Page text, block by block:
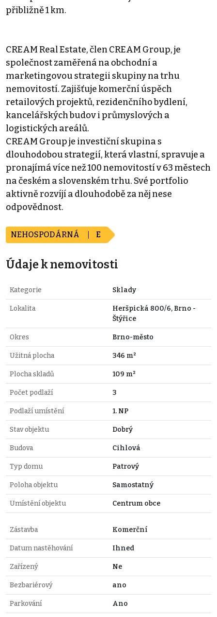
přibližně 1 km.
CREAM Real Estate, člen CREAM Group, je
společnost zaměřená na obchodní a
marketingovou strategii skupiny na trhu
nemovitostí. Zajišťuje komerční úspěch
retailových projektů, rezidenčního bydlení,
kancelářských budov i průmyslových a
logistických areálů.
CREAM Group je investiční skupina s
dlouhodobou strategií, která vlastní, spravuje a
pronajímá více než 100 nemovitostí v 63 městech
na českém a slovenském trhu. Své portfolio
aktivně rozvíjí a dlouhodobě za něj nese
odpovědnost.
NEHOSPODÁRNÁ E
Údaje k nemovitosti
Kategorie Sklady
Lokalita
Heršpická 800/6, Brno -
Štýřice
Okres Brno-město
Užitná plocha 346 m²
Plocha skladů 109 m²
Počet podlaží 3
Podlaží umístění 1. NP
Stav objektu Dobrý
Budova Cihlová
Typ domu Patrový
Poloha objektu Samostatný
Umístění objektu Centrum obce
Zástavba Komerční
Datum nastěhování Ihned
Zařízený Ne
Bezbariérový ano
Parkování Ano